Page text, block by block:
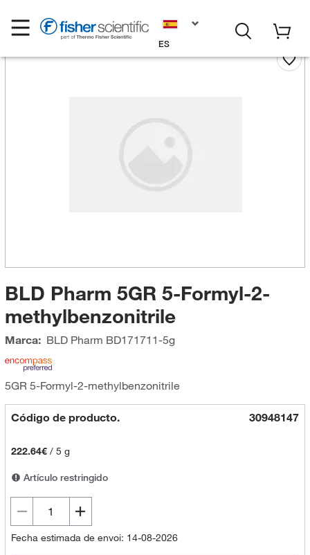
ES
BLD Pharm 5GR 5-Formyl-2-
methylbenzonitrile
Marca: BLD Pharm BD171711-5g
5GR 5-Formyl-2-methylbenzonitrile
Código de producto. 30948147
222.64€/ 5 g
Artículo restringido
Fecha estimada de envoi: 14-08-2026